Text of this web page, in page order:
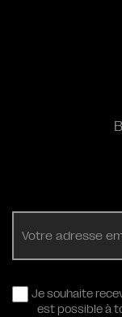
Je souhaite
est possible à